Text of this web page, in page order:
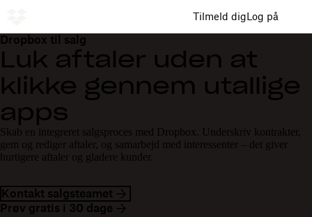
Tilmeld digLog på
Dropbox til salg
Luk aftaler uden at
klikke gennem utallige
apps
Skab en integreret salgsproces med Dropbox. Underskriv kontrakter,
gem og rediger aftaler, og samarbejd med interessenter – det giver
hurtigere aftaler og gladere kunder.
Kontakt salgsteamet
Prøv gratis i 30 dage